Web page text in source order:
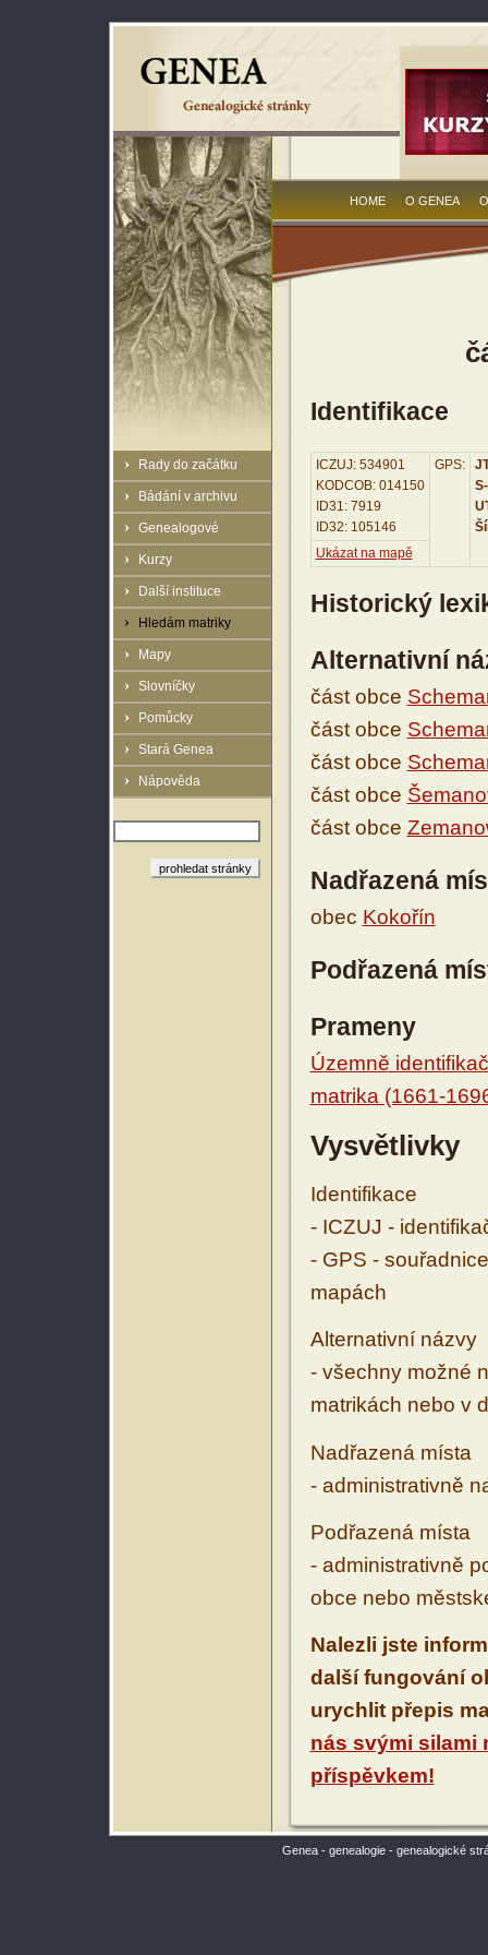
Rady do začátku
Bádání v archivu
Genealogové
Kurzy
Další instituce
Hledám matriky
Mapy
Slovníčky
Pomůcky
Stará Genea
Nápověda
HOME O GENEA
Identifikace
ICZUJ: 534901
KODCOB: 014150
ID31: 7919
ID32: 105146
GPS:
Ukázat na mapě
Historický
Alternativní
část obce
část obce
část obce
část obce
část obce
Nadřazená
obec Kokořín
Podřazená
Prameny
Územně
matrika (1661-
Vysvětlivky
Identifikace
- ICZUJ -
- GPS -
mapách
Alternativní názvy
- všechny možné
matrikách nebo v
Nadřazená místa
- administrativně
Podřazená místa
- administrativně
obce nebo
Nalezli jste
další fungování
urychlit přepis
nás svými silami
příspěvkem!
Genea - genealogie - genealogické